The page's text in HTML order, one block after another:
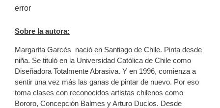
error
Sobre la autora:
Margarita Garcés nació en Santiago de Chile. Pinta desde
niña. Se tituló en la Universidad Católica de Chile como
Diseñadora Totalmente Abrasiva. Y en 1996, comienza a
sentir una vez más las ganas de pintar de nuevo. Por eso
toma clases con reconocidos artistas chilenos como
Bororo, Concepción Balmes y Arturo Duclos. Desde